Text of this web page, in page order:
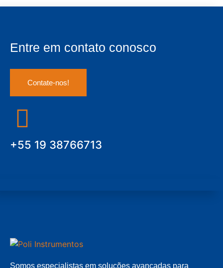
Entre em contato conosco
Contate-nos!
+55 19 38766713
Somos especialistas em soluções avançadas para